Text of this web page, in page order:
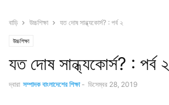
বাড়ি উচ্চশিক্ষা যত দোষ সান্ধ্যকোর্স? : পর্ব ২
উচ্চশিক্ষা
যত দোষ সান্ধ্যকোর্স? : পর্ব ২
দ্বারা সম্পাদক বাংলাদেশের শিক্ষা - ডিসেম্বর 28, 2019